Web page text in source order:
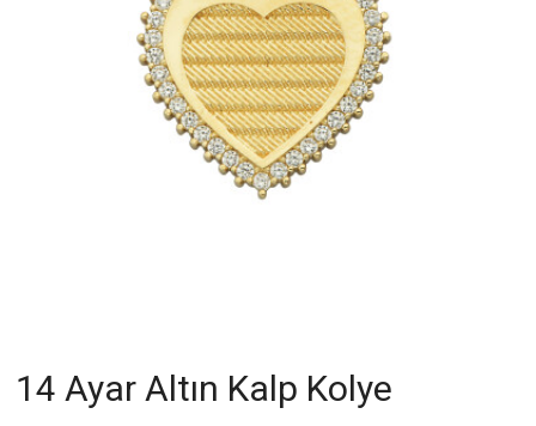
14 Ayar Altın Kalp Kolye